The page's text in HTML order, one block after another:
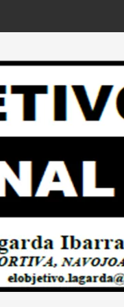
AUTOMÓVIL DODGE
Regional”.